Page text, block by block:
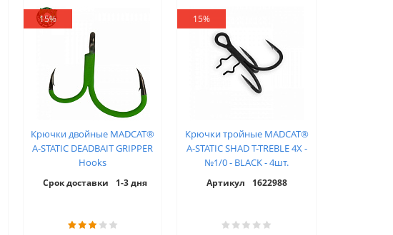
15%
Крючки двойные MADCAT®
A-STATIC DEADBAIT GRIPPER
Hooks
Срок доставки 1-3 дня
15%
Крючки тройные MADCAT®
A-STATIC SHAD T-TREBLE 4X -
№1/0 - BLACK - 4шт.
Артикул 1622988